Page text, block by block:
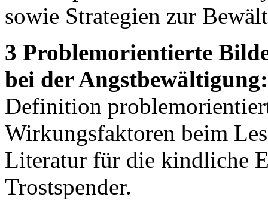
sowie Strategien zur
3 Problemorientierte
bei der Angstbewältigung:
Definition
Wirkungsfaktoren beim
Literatur für die kindliche
Trostspender.